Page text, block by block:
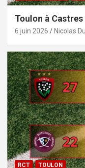
Toulon à
6 juin 2026 Nicolas
RCT TOULON